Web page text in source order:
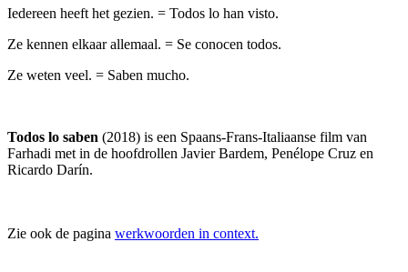
Iedereen heeft het gezien. = Todos lo han visto.
Ze kennen elkaar allemaal. = Se conocen todos.
Ze weten veel. = Saben mucho.
Todos lo saben (2018) is een Spaans-Frans-Italiaanse film van
Farhadi met in de hoofdrollen Javier Bardem, Penélope Cruz en
Ricardo Darín.
Zie ook de pagina werkwoorden in context.